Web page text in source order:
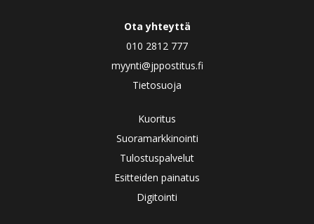
Ota yhteyttä
010 2812 777
myynti@jppostitus.fi
Tietosuoja
Kuoritus
Suoramarkkinointi
Tulostuspalvelut
Esitteiden painatus
Digitointi